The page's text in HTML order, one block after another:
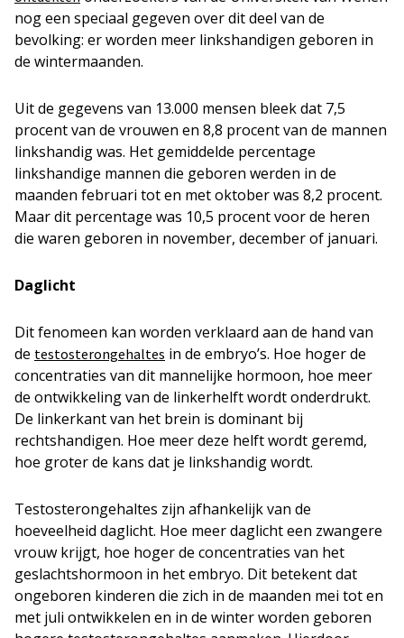
nog een speciaal gegeven over dit deel van de
bevolking: er worden meer linkshandigen geboren in
de wintermaanden.
Uit de gegevens van 13.000 mensen bleek dat 7,5
procent van de vrouwen en 8,8 procent van de mannen
linkshandig was. Het gemiddelde percentage
linkshandige mannen die geboren werden in de
maanden februari tot en met oktober was 8,2 procent.
Maar dit percentage was 10,5 procent voor de heren
die waren geboren in november, december of januari.
Daglicht
Dit fenomeen kan worden verklaard aan de hand van
de testosterongehaltes in de embryo’s. Hoe hoger de
concentraties van dit mannelijke hormoon, hoe meer
de ontwikkeling van de linkerhelft wordt onderdrukt.
De linkerkant van het brein is dominant bij
rechtshandigen. Hoe meer deze helft wordt geremd,
hoe groter de kans dat je linkshandig wordt.
Testosterongehaltes zijn afhankelijk van de
hoeveelheid daglicht. Hoe meer daglicht een zwangere
vrouw krijgt, hoe hoger de concentraties van het
geslachtshormoon in het embryo. Dit betekent dat
ongeboren kinderen die zich in de maanden mei tot en
met juli ontwikkelen en in de winter worden geboren